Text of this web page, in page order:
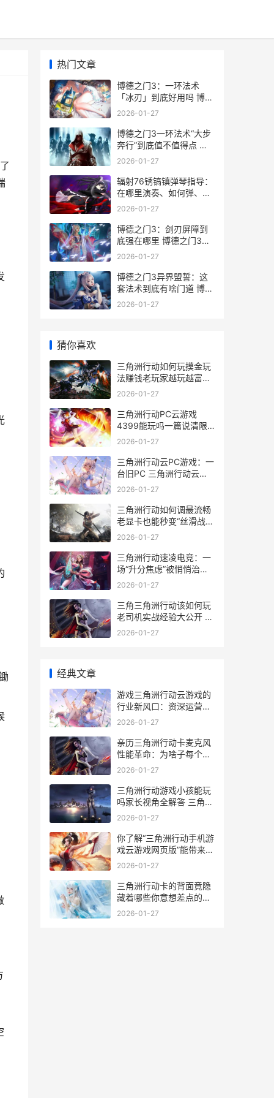
热门文章
博德之门3：一环法术
「冰刃」到底好用吗 博德
之门3一化众多法阵
2026-01-27
博德之门3一环法术“大步
奔行”到底值不值得点 博
德之门3一环和二环法术
2026-01-27
辐射76锈镐镇弹琴指导：
在哪里演奏、如何弹、要
注意啥 辐射76 生锈的钥
2026-01-27
博德之门3：剑刃屏障到
底强在哪里 博德之门3剑
咏者
2026-01-27
博德之门3异界盟誓：这
套法术到底有啥门道 博德
之门3异界誓缚能抓什么
2026-01-27
猜你喜欢
三角洲行动如何玩摸金玩
法赚钱老玩家越玩越富的
冷门细节大公开 三角洲行
2026-01-27
三角洲行动PC云游戏
4399能玩吗一篇说清限
制、套路和真正可行的上
2026-01-27
三角洲行动云PC游戏：一
台旧PC 三角洲行动云游
戏
2026-01-27
三角洲行动如何调最流畅
老显卡也能秒变“丝滑战
场”的冷门配置大公开 三
极星
2026-01-27
三角洲行动速凌电竞：一
场“升分焦虑”被悄悄治愈
的新方法革命 三角洲行动
2026-01-27
三角三角洲行动该如何玩
老司机实战经验大公开 三
角三角洲行动如何获得
2026-01-27
经典文章
游戏三角洲行动云游戏的
行业新风口：资深运营
Harry的亲历透视 游戏三
2026-01-27
亲历三角洲行动卡麦克风
性能革命：为啥子每个游
戏玩家都在讨论它 三角洲
2026-01-27
三角洲行动游戏小孩能玩
吗家长视角全解答 三角洲
行动游戏安全中心公众号
2026-01-27
你了解“三角洲行动手机游
戏云游戏网页版”能带来哪
些意想差点的畅快尝试吗
2026-01-27
三角洲行动卡的背面竟隐
藏着哪些你意想差点的秘
密 三角洲联合行动
2026-01-27